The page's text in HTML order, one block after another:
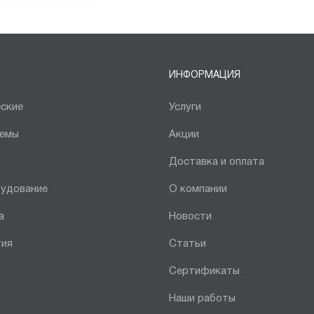
ИНФОРМАЦИЯ
Услуги
Акции
Доставка и оплата
О компании
Новости
Статьи
Сертификаты
Наши работы